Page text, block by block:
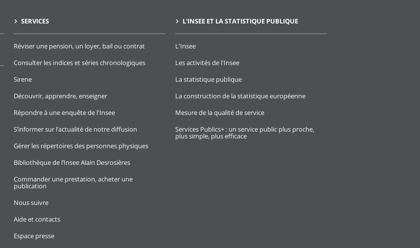
SERVICES
Réviser une pension, un loyer, bail ou contrat
Consulter les indices et séries chronologiques
Sirene
Découvrir, apprendre, enseigner
Répondre à une enquête de l'Insee
S’informer sur l’actualité de notre diffusion
Gérer les répertoires des personnes physiques
Bibliothèque de l’Insee Alain Desrosières
Commander une prestation, acheter une
publication
Nous suivre
Aide et contacts
Espace presse
L'INSEE ET LA STATISTIQUE PUBLIQUE
L'Insee
Les activités de l'Insee
La statistique publique
La construction de la statistique européenne
Mesure de la qualité de service
Services Publics+ : un service public plus proche,
plus simple, plus efficace